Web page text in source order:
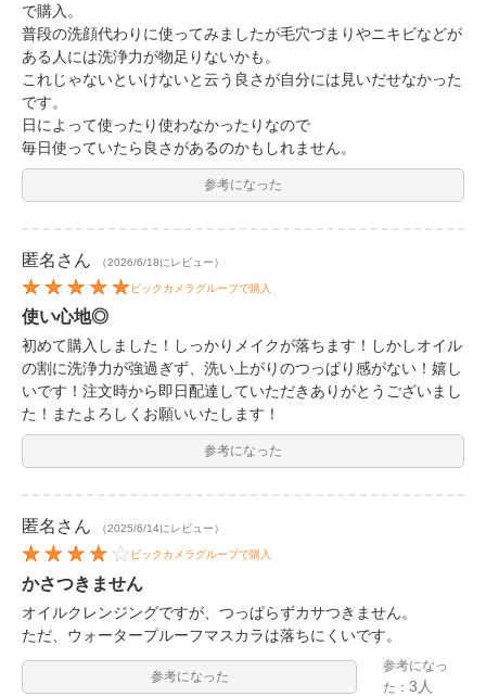
で購入。
普段の洗顔代わりに使ってみましたが毛穴づまりやニキビなどが
ある人には洗浄力が物足りないかも。
これじゃないといけないと云う良さが自分には見いだせなかった
です。
日によって使ったり使わなかったりなので
毎日使っていたら良さがあるのかもしれません。
参考になった
匿名 さん （2026/6/18にレビュー）
ビックカメラグループで購入
使い心地◎
初めて購入しました！しっかりメイクが落ちます！しかしオイル
の割に洗浄力が強過ぎず、洗い上がりのつっぱり感がない！嬉し
いです！注文時から即日配達していただきありがとうございまし
た！またよろしくお願いいたします！
参考になった
匿名 さん （2025/6/14にレビュー）
ビックカメラグループで購入
かさつきません
オイルクレンジングですが、つっぱらずカサつきません。
ただ、ウォータープルーフマスカラは落ちにくいです。
参考になった
参考になっ
た：3人